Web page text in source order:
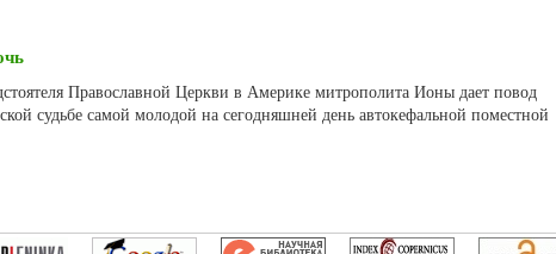
Православной Церкви в Америке митрополита Ионы дает повод
судьбе самой молодой на сегодняшней день автокефальной поместной